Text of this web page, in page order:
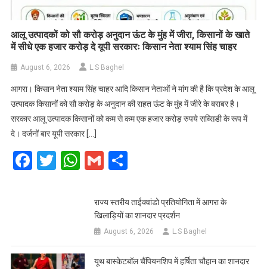
आलू उत्पादकों को सौ करोड़ अनुदान ऊंट के मुंह में जीरा, किसानों के खाते
में सीधे एक हजार करोड़ दे यूपी सरकारः किसान नेता श्याम सिंह चाहर
August 6, 2026 L.S Baghel
आगरा। किसान नेता श्याम सिंह चाहर आदि किसान नेताओं ने मांग की है कि प्रदेश के आलू
उत्पादक किसानों को सौ करोड़ के अनुदान की राहत ऊंट के मुंह में जीरे के बराबर है।
सरकार आलू उत्पादक किसानों को कम से कम एक हजार करोड़ रुपये सब्सिडी के रूप में
दे। दर्जनों बार यूपी सरकार […]
Facebook
Twitter
WhatsApp
GmailShare
राज्य स्तरीय ताईक्वांडो प्रतियोगिता में आगरा के
खिलाड़ियों का शानदार प्रदर्शन
August 6, 2026 L.S Baghel
यूथ बास्केटबॉल चैंपियनशिप में हर्षिता चौहान का शानदार